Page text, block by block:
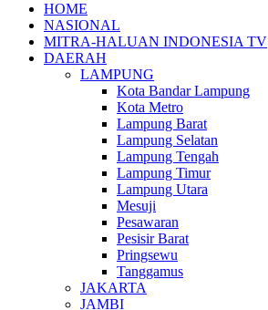
HOME
NASIONAL
MITRA-HALUAN INDONESIA TV
DAERAH
LAMPUNG
Kota Bandar Lampung
Kota Metro
Lampung Barat
Lampung Selatan
Lampung Tengah
Lampung Timur
Lampung Utara
Mesuji
Pesawaran
Pesisir Barat
Pringsewu
Tanggamus
JAKARTA
JAMBI